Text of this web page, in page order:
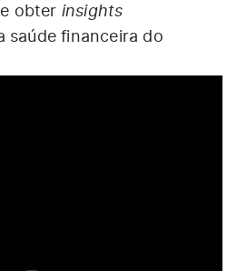
obter insights
saúde financeira do